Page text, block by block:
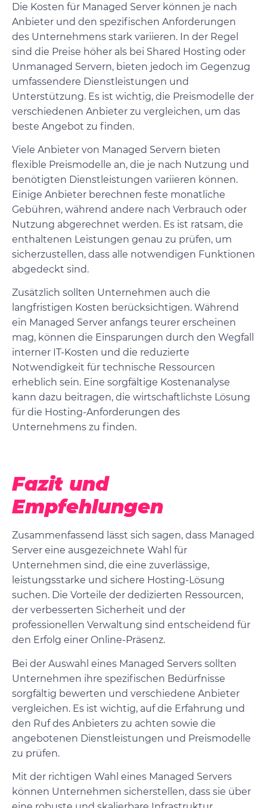
Die Kosten für Managed Server können je nach
Anbieter und den spezifischen Anforderungen
des Unternehmens stark variieren. In der Regel
sind die Preise höher als bei Shared Hosting oder
Unmanaged Servern, bieten jedoch im Gegenzug
umfassendere Dienstleistungen und
Unterstützung. Es ist wichtig, die Preismodelle der
verschiedenen Anbieter zu vergleichen, um das
beste Angebot zu finden.
Viele Anbieter von Managed Servern bieten
flexible Preismodelle an, die je nach Nutzung und
benötigten Dienstleistungen variieren können.
Einige Anbieter berechnen feste monatliche
Gebühren, während andere nach Verbrauch oder
Nutzung abgerechnet werden. Es ist ratsam, die
enthaltenen Leistungen genau zu prüfen, um
sicherzustellen, dass alle notwendigen Funktionen
abgedeckt sind.
Zusätzlich sollten Unternehmen auch die
langfristigen Kosten berücksichtigen. Während
ein Managed Server anfangs teurer erscheinen
mag, können die Einsparungen durch den Wegfall
interner IT-Kosten und die reduzierte
Notwendigkeit für technische Ressourcen
erheblich sein. Eine sorgfältige Kostenanalyse
kann dazu beitragen, die wirtschaftlichste Lösung
für die Hosting-Anforderungen des
Unternehmens zu finden.
Fazit und
Empfehlungen
Zusammenfassend lässt sich sagen, dass Managed
Server eine ausgezeichnete Wahl für
Unternehmen sind, die eine zuverlässige,
leistungsstarke und sichere Hosting-Lösung
suchen. Die Vorteile der dedizierten Ressourcen,
der verbesserten Sicherheit und der
professionellen Verwaltung sind entscheidend für
den Erfolg einer Online-Präsenz.
Bei der Auswahl eines Managed Servers sollten
Unternehmen ihre spezifischen Bedürfnisse
sorgfältig bewerten und verschiedene Anbieter
vergleichen. Es ist wichtig, auf die Erfahrung und
den Ruf des Anbieters zu achten sowie die
angebotenen Dienstleistungen und Preismodelle
zu prüfen.
Mit der richtigen Wahl eines Managed Servers
können Unternehmen sicherstellen, dass sie über